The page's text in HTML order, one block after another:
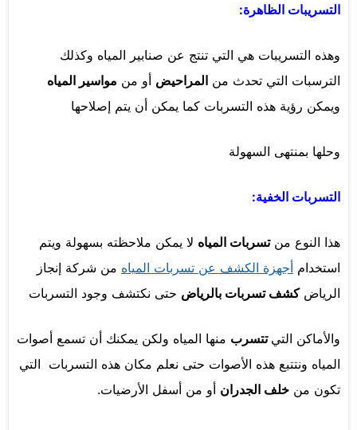
التسريبات الظاهرة:
وهذه التسريبات هي التي تنتج عن صنابير المياه وكذلك
الترسبات التي تحدث من المراحيض أو من مواسير المياه
ويمكن رؤية هذه التسربات كما يمكن أن يتم إصلاحها
وحلها بمنتهى السهولة
التسربات الخفية:
هذا النوع منتسربات المياه لا يمكن ملاحظته بسهولة ويتم
استخدام أجهزة الكشف عن تسربات المياه من شركة إنجاز
الرياضكشف تسربات بالرياض حتى نكتشف وجود التسربات
والأماكن التي تتسرب منها المياه ولكن يمكنك أن تسمع أصوات
المياه ونتتبع هذه الأصوات حتى نعلم مكان هذه التسربات التي
تكون من خلف الجدران أو من أسفل الأرضيات.